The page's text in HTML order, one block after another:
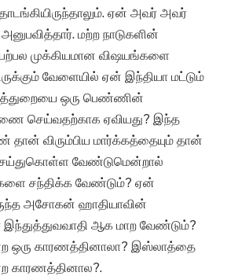
ஏன் அவர் அவர்
மற்ற நாடுகளின்
முக்கியமான விஷயங்களை
வேளையில் ஏன் இந்தியா மட்டும்
ஒரு பெண்ணின்
செய்வதற்காக ஏவியது? இந்த
தான் விரும்பிய மார்க்கத்தையும் தான்
செய்துகொள்ள வேண்டுமென்றால்
சந்திக்க வேண்டும்? ஏன்
அசோகன் ஹாதியாவின்
இந்துத்துவவாதி ஆக மாற வேண்டும்?
காரணத்தினாலா? இஸ்லாத்தை
காரணத்தினால?.